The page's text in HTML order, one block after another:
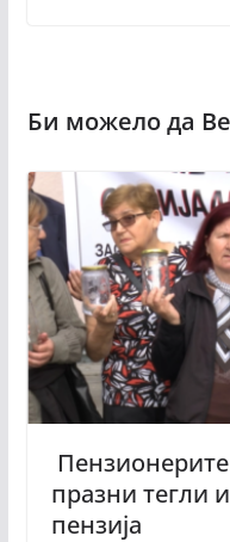
празни тегли
пензија